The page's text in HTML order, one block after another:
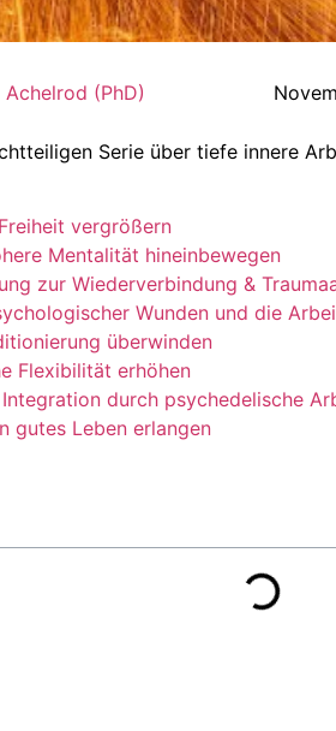
(PhD)
Serie über tiefe innere
vergrößern
Mentalität hineinbewegen
zur Wiederverbindung &
Wunden und die
überwinden
Flexibilität erhöhen
durch psychedelische
gutes Leben erlangen